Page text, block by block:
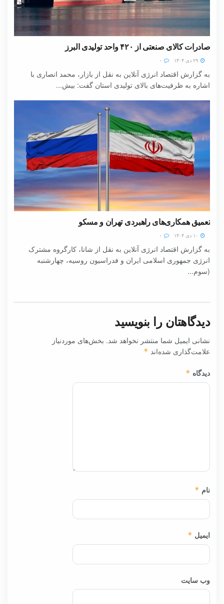
صادرات کالای صنعتی از ۴۲۰ واحد تولیدی البرز
به گزارش اقتصاد انرژی آنلاین به نقل از بازار، محمد انصاری با
اشاره به ظرفیت‌های بالای تولیدی استان گفت: بیش...
تعمیق همکاری‌های راهبردی تهران و مسکو
به گزارش اقتصاد انرژی آنلاین به نقل از شانا، کارگروه مشترک
انرژی جمهوری اسلامی ایران و فدراسیون روسیه، چهارشنبه
(سوم...
دیدگاهتان را بنویسید
نشانی ایمیل شما منتشر نخواهد شد. بخش‌های موردنیاز
علامت‌گذاری شده‌اند *
دیدگاه *
نام *
ایمیل *
وب‌ سایت